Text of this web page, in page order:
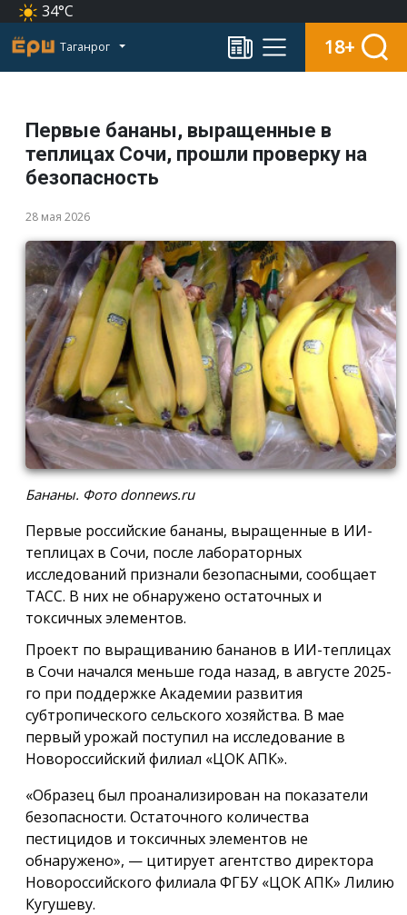
34°C
Таганрог 18+
Первые бананы, выращенные в
теплицах Сочи, прошли проверку на
безопасность
28 мая 2026
Бананы. Фото donnews.ru
Первые российские бананы, выращенные в ИИ-
теплицах в Сочи, после лабораторных
исследований признали безопасными, сообщает
ТАСС. В них не обнаружено остаточных и
токсичных элементов.
Проект по выращиванию бананов в ИИ-теплицах
в Сочи начался меньше года назад, в августе 2025-
го при поддержке Академии развития
субтропического сельского хозяйства. В мае
первый урожай поступил на исследование в
Новороссийский филиал «ЦОК АПК».
«Образец был проанализирован на показатели
безопасности. Остаточного количества
пестицидов и токсичных элементов не
обнаружено», — цитирует агентство директора
Новороссийского филиала ФГБУ «ЦОК АПК» Лилию
Кугушеву.